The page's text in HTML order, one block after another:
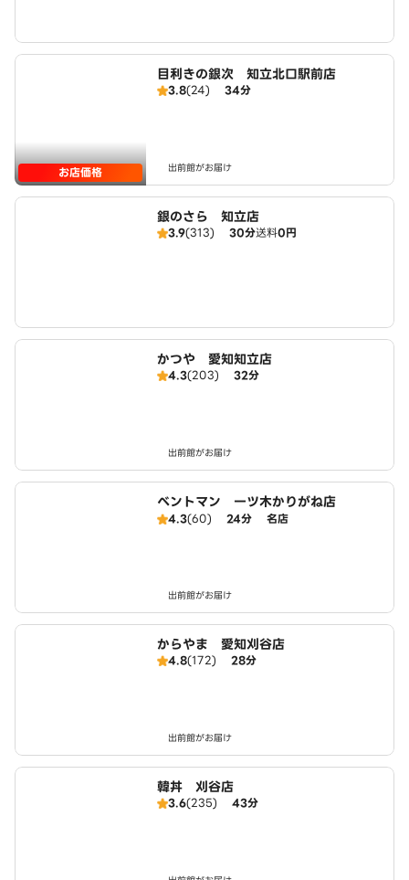
お店価格
目利きの銀次 知立北口駅前店
3.8(24) 34分
出前館がお届け
銀のさら 知立店
3.9(313) 30分送料0円
かつや 愛知知立店
4.3(203) 32分
出前館がお届け
ベントマン 一ツ木かりがね店
4.3(60) 24分 名店
出前館がお届け
からやま 愛知刈谷店
4.8(172) 28分
出前館がお届け
韓丼 刈谷店
3.6(235) 43分